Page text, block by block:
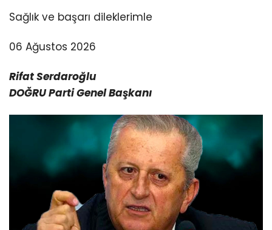
Sağlık ve başarı dileklerimle
06 Ağustos 2026
Rifat Serdaroğlu
DOĞRU Parti Genel Başkanı